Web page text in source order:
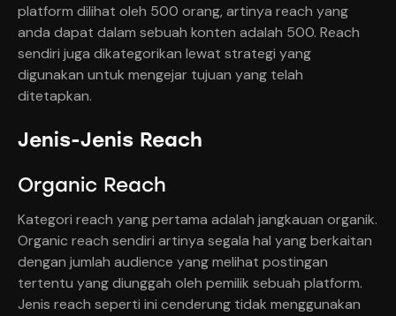
platform dilihat oleh 500 orang, artinya reach yang
anda dapat dalam sebuah konten adalah 500. Reach
sendiri juga dikategorikan lewat strategi yang
digunakan untuk mengejar tujuan yang telah
ditetapkan.
Jenis-Jenis Reach
Organic Reach
Kategori reach yang pertama adalah jangkauan organik.
Organic reach sendiri artinya segala hal yang berkaitan
dengan jumlah audience yang melihat postingan
tertentu yang diunggah oleh pemilik sebuah platform.
Jenis reach seperti ini cenderung tidak menggunakan